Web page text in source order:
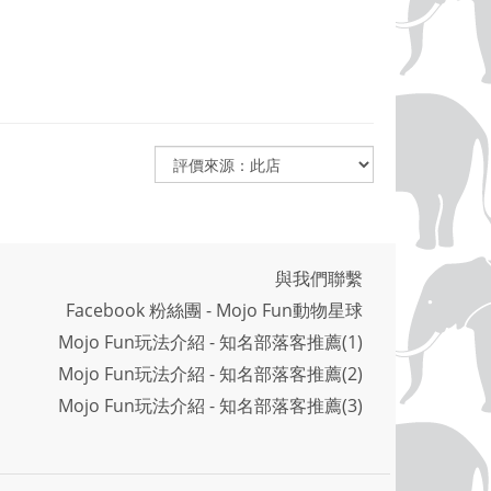
與我們聯繫
Facebook 粉絲團 - Mojo Fun動物星球
Mojo Fun玩法介紹 - 知名部落客推薦(1)
Mojo Fun玩法介紹 - 知名部落客推薦(2)
Mojo Fun玩法介紹 - 知名部落客推薦(3)